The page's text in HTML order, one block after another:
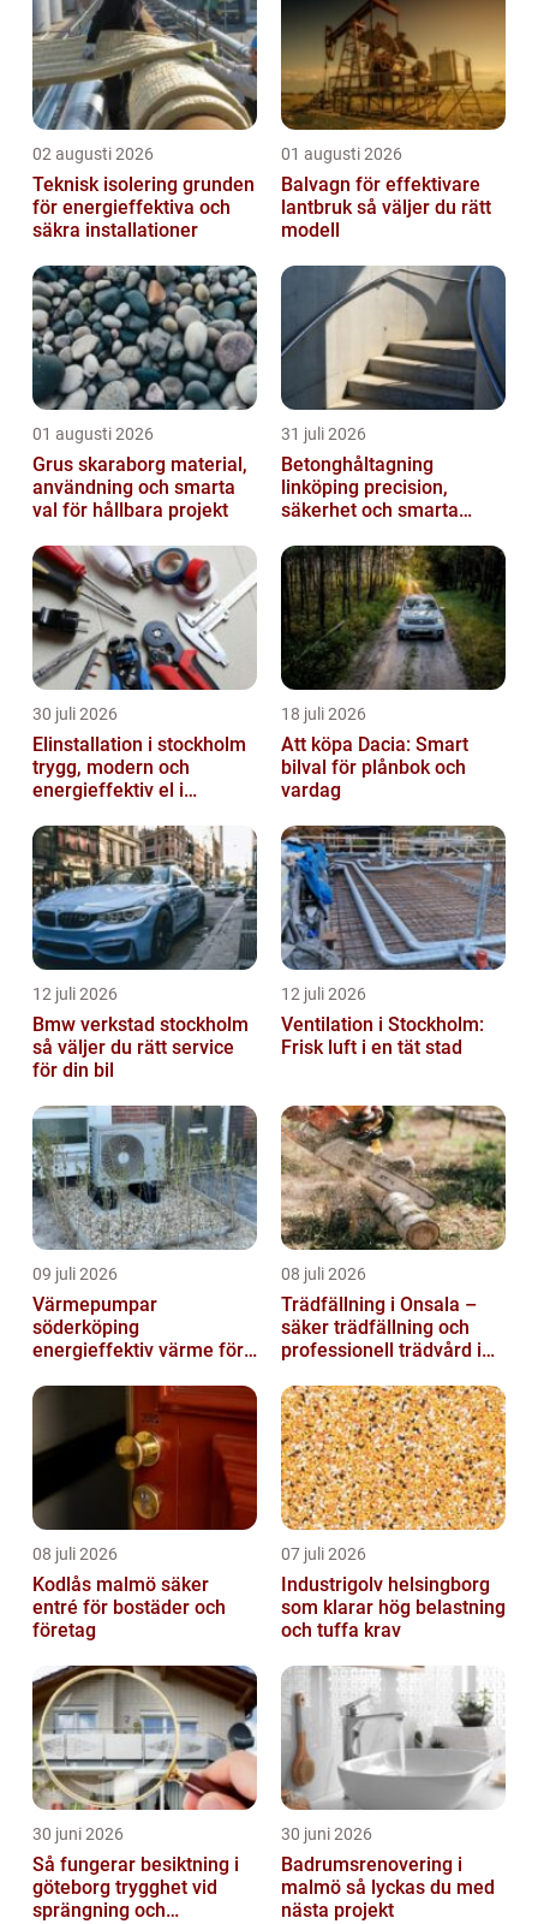
02 augusti 2026
Teknisk isolering grunden
för energieffektiva och
säkra installationer
01 augusti 2026
Balvagn för effektivare
lantbruk så väljer du rätt
modell
01 augusti 2026
Grus skaraborg material,
användning och smarta
val för hållbara projekt
31 juli 2026
Betonghåltagning
linköping precision,
säkerhet och smarta
30 juli 2026
Elinstallation i stockholm
trygg, modern och
energieffektiv el i
18 juli 2026
Att köpa Dacia: Smart
bilval för plånbok och
vardag
12 juli 2026
Bmw verkstad stockholm
så väljer du rätt service
för din bil
12 juli 2026
Ventilation i Stockholm:
Frisk luft i en tät stad
09 juli 2026
Värmepumpar
söderköping
energieffektiv värme för
08 juli 2026
Trädfällning i Onsala –
säker trädfällning och
professionell trädvård i
08 juli 2026
Kodlås malmö säker
entré för bostäder och
företag
07 juli 2026
Industrigolv helsingborg
som klarar hög belastning
och tuffa krav
30 juni 2026
Så fungerar besiktning i
göteborg trygghet vid
sprängning och
30 juni 2026
Badrumsrenovering i
malmö så lyckas du med
nästa projekt